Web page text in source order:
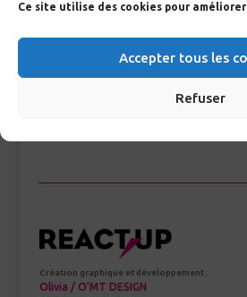
Ce site utilise des cookies pour
Accepter tous les
Refuser
RECHERCHE GLOSSAIRE
Création graphique et développement :
Olivia / O’MT DESIGN